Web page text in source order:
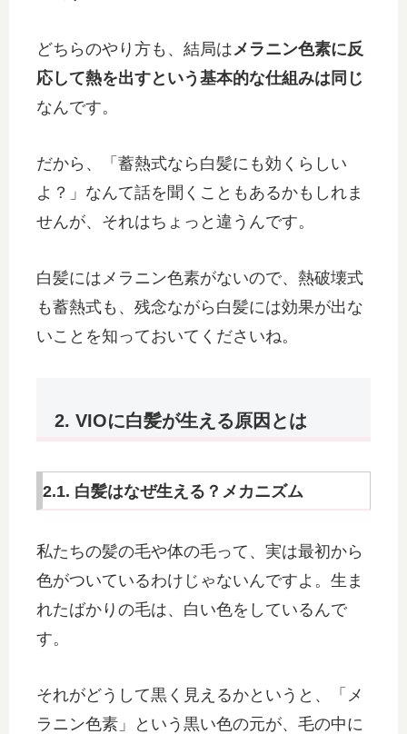
どちらのやり方も、結局はメラニン色素に反
応して熱を出すという基本的な仕組みは同じ
なんです。
だから、「蓄熱式なら白髪にも効くらしい
よ？」なんて話を聞くこともあるかもしれま
せんが、それはちょっと違うんです。
白髪にはメラニン色素がないので、熱破壊式
も蓄熱式も、残念ながら白髪には効果が出な
いことを知っておいてくださいね。
2. VIOに白髪が生える原因とは
2.1. 白髪はなぜ生える？メカニズム
私たちの髪の毛や体の毛って、実は最初から
色がついているわけじゃないんですよ。生ま
れたばかりの毛は、白い色をしているんで
す。
それがどうして黒く見えるかというと、「メ
ラニン色素」という黒い色の元が、毛の中に